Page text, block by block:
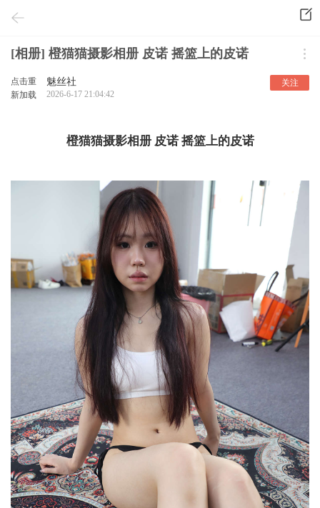
[相册] 橙猫猫摄影相册 皮诺 摇篮上的皮诺
点击重
新加载
魅丝社
2026-6-17 21:04:42
关注
橙猫猫摄影相册 皮诺 摇篮上的皮诺